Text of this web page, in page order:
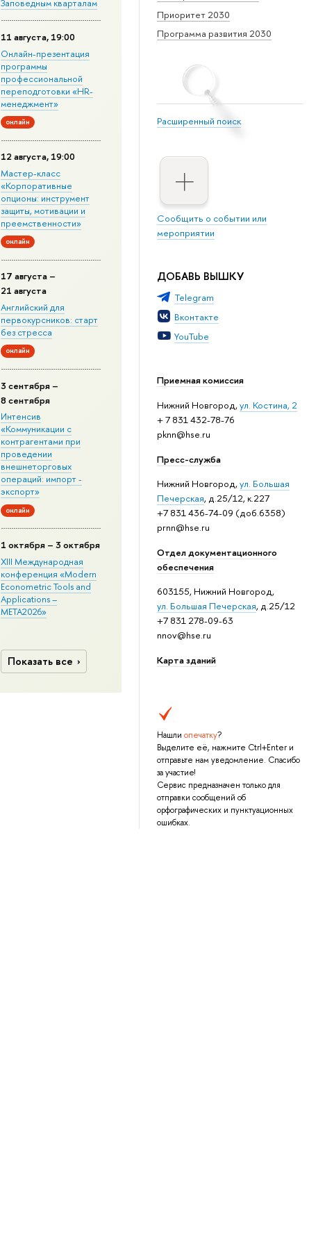
Приоритет 2030
Программа развития 2030
Расширенный поиск
Сообщить о событии или
мероприятии
ДОБАВЬ ВЫШКУ
Telegram
Вконтакте
YouTube
Приемная комиссия
Нижний Новгород,ул. Костина, 2
+ 7 831 432-78-76
pknn@hse.ru
Пресс-служба
Нижний Новгород,ул. Большая
Печерская, д.25/12, к.227
+7 831 436-74-09 (доб.6358)
prnn@hse.ru
Отдел документационного
обеспечения
603155, Нижний Новгород,
ул. Большая Печерская, д.25/12
+7 831 278-09-63
nnov@hse.ru
Карта зданий
Нашли опечатку?
Выделите её, нажмите Ctrl+Enter и
отправьте нам уведомление. Спасибо
за участие!
Сервис предназначен только для
отправки сообщений об
орфографических и пунктуационных
ошибках.
Заповедным кварталам
11 августа, 19:00
Онлайн-презентация
программы
профессиональной
переподготовки «HR-
менеджмент»
онлайн
12 августа, 19:00
Мастер-класс
«Корпоративные
опционы: инструмент
защиты, мотивации и
преемственности»
онлайн
17 августа –
21 августа
Английский для
первокурсников: старт
без стресса
онлайн
3 сентября –
8 сентября
Интенсив
«Коммуникации с
контрагентами при
проведении
внешнеторговых
операций: импорт -
экспорт»
онлайн
1 октября – 3 октября
XIII Международная
конференция «Modern
Econometric Tools and
Applications –
META2026»
Показать все